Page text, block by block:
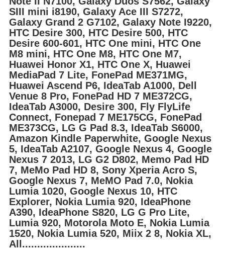
SIII mini i8190, Galaxy Ace III S7272,
Galaxy Grand 2 G7102, Galaxy Note I9220,
HTC Desire 300, HTC Desire 500, HTC
Desire 600-601, HTC One mini, HTC One
М8 mini, HTC One М8, HTC One М7,
Huawei Honor X1, HTC One X, Huawei
MediaPad 7 Lite, FonePad ME371MG,
Huawei Ascend P6, IdeaTab A1000, Dell
Venue 8 Pro, FonePad HD 7 ME372CG,
IdeaTab A3000, Desire 300, Fly FlyLife
Connect, Fonepad 7 ME175CG, FonePad
ME373CG, LG G Pad 8.3, IdeaTab S6000,
Amazon Kindle Paperwhite, Google Nexus
5, IdeaTab A2107, Google Nexus 4, Google
Nexus 7 2013, LG G2 D802, Memo Pad HD
7, MeMo Pad HD 8, Sony Xperia Acro S,
Google Nexus 7, MeMO Pad 7.0, Nokia
Lumia 1020, Google Nexus 10, HTC
Explorer, Nokia Lumia 920, IdeaPhone
A390, IdeaPhone S820, LG G Pro Lite,
Lumia 920, Motorola Moto E, Nokia Lumia
1520, Nokia Lumia 520, Miix 2 8, Nokia XL,
All.....................